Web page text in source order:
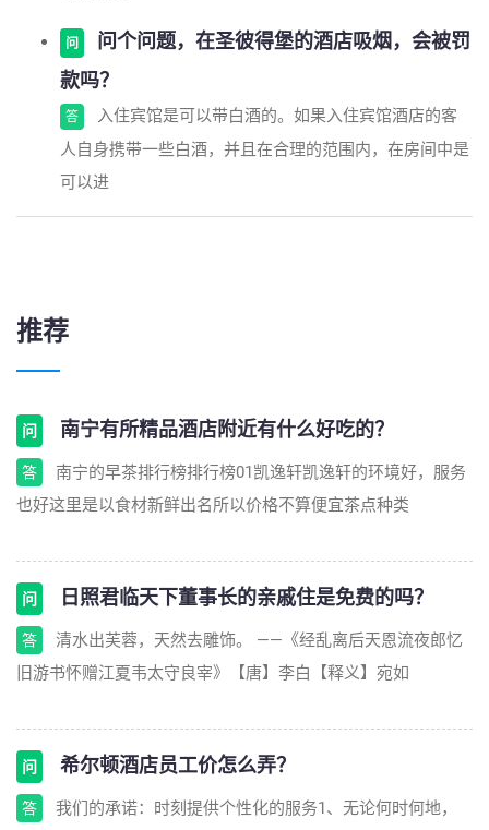
问
问个问题，在圣彼得堡的酒店吸烟，会被罚
款吗？
答
入住宾馆是可以带白酒的。如果入住宾馆酒店的客
人自身携带一些白酒，并且在合理的范围内，在房间中是
可以进
推荐
问 南宁有所精品酒店附近有什么好吃的？
答
南宁的早茶排行榜排行榜01凯逸轩凯逸轩的环境好，服务
也好这里是以食材新鲜出名所以价格不算便宜茶点种类
问 日照君临天下董事长的亲戚住是免费的吗？
答
清水出芙蓉，天然去雕饰。 ——《经乱离后天恩流夜郎忆
旧游书怀赠江夏韦太守良宰》【唐】李白【释义】宛如
问 希尔顿酒店员工价怎么弄？
答
我们的承诺：时刻提供个性化的服务1、无论何时何地，